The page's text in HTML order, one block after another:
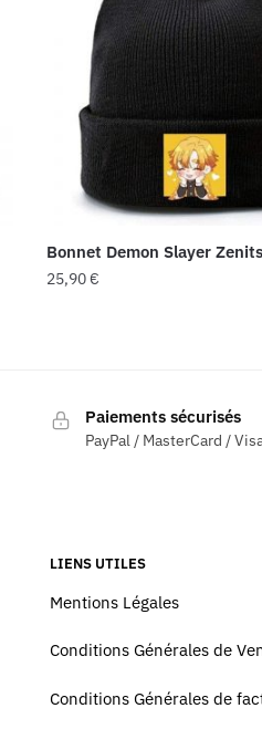
Bonnet Demon Slayer
25,90€
Paiements sécurisés
PayPal / MasterCard /
LIENS UTILES
Mentions Légales
Conditions Générales de
Conditions Générales de